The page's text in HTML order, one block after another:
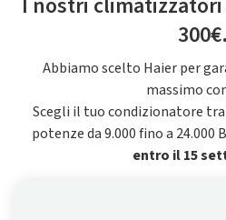
300€.
Abbiamo scelto Haier per
massimo
Scegli il tuo condizionatore tra
potenze da 9.000 fino a 24.000
entro il 15